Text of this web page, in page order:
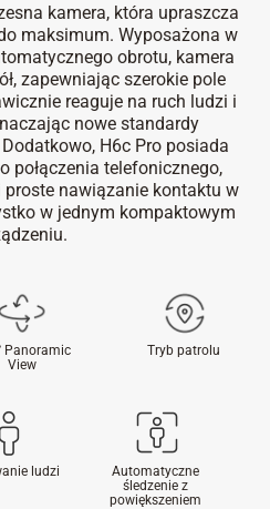
kamera, która upraszcza
maksimum. Wyposażona w
obrotu, kamera
zapewniając szerokie pole
reaguje na ruch ludzi i
nowe standardy
H6c Pro posiada
połączenia telefonicznego,
nawiązanie kontaktu w
w jednym kompaktowym
Panoramic
View
Tryb patrolu
ludzi
Automatyczne
śledzenie z
powiększeniem